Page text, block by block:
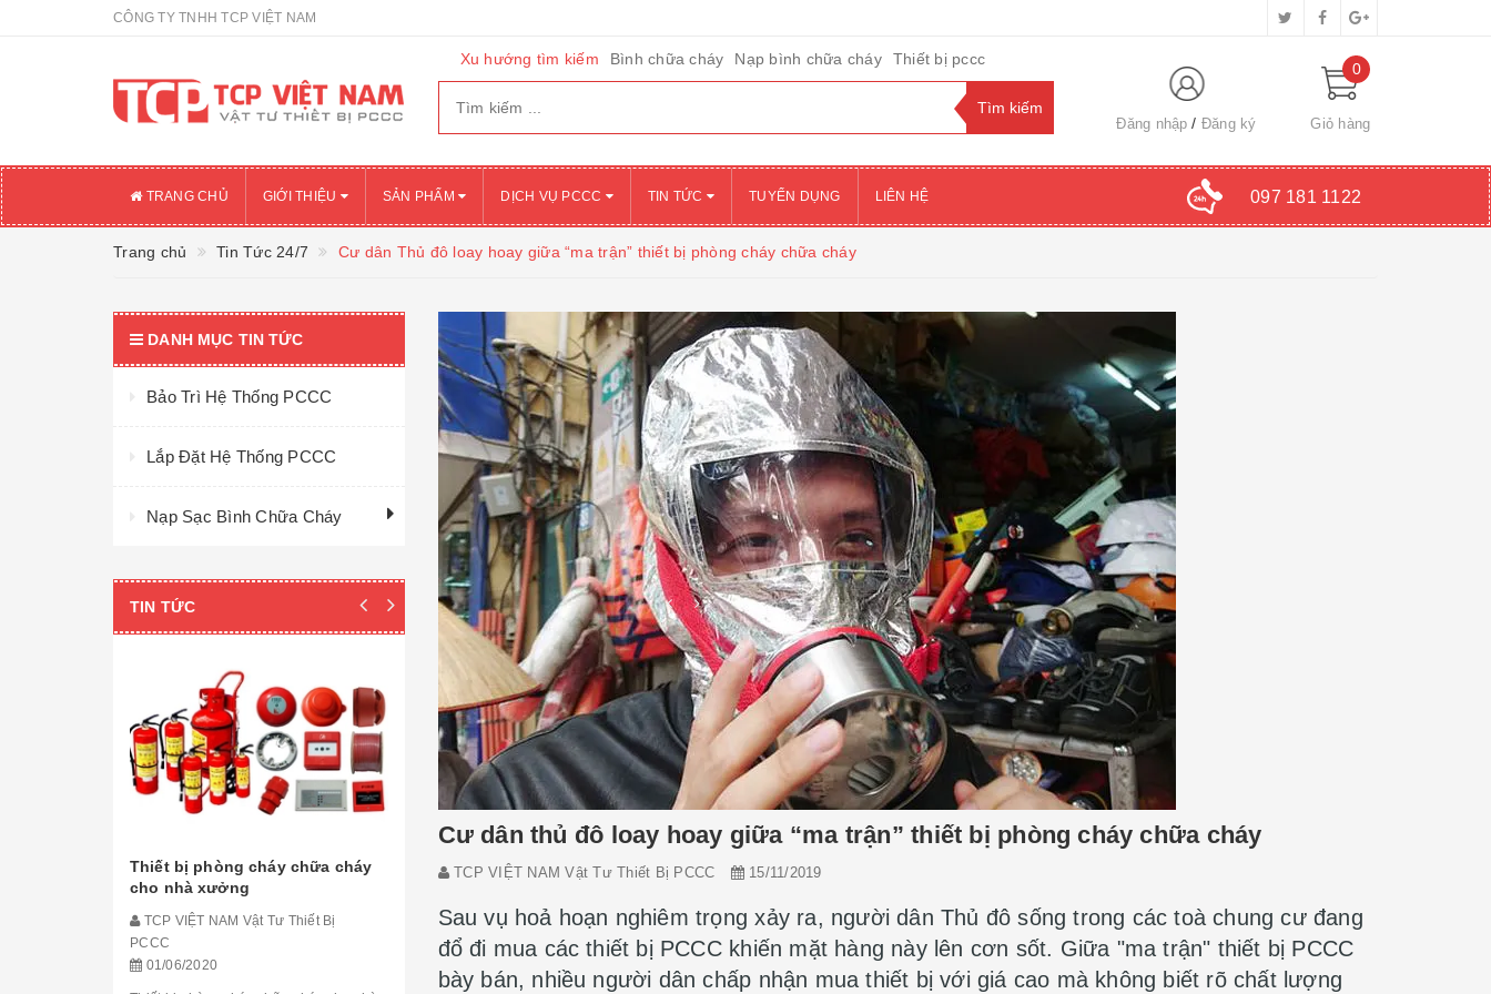
CÔNG TY TNHH TCP VIỆT NAM
Xu hướng tìm kiếm Bình chữa cháy Nạp bình chữa cháy Thiết bị pccc
Đăng nhập Đăng ký
0
Giỏ hàng
TRANG CHỦ GIỚI THIỆU SẢN PHẨM DỊCH VỤ PCCC TIN TỨC TUYỂN DỤNG LIÊN HỆ 097 181 1122
Trang chủ Tin Tức 24/7 Cư dân Thủ đô loay hoay giữa “ma trận” thiết bị phòng cháy chữa cháy
Cư dân thủ đô loay hoay giữa “ma trận” thiết bị phòng cháy chữa cháy
TCP VIỆT NAM Vật Tư Thiết Bị PCCC 15/11/2019
Sau vụ hoả hoạn nghiêm trọng xảy ra, người dân Thủ đô sống trong các toà chung cư đang
đổ đi mua các thiết bị PCCC khiến mặt hàng này lên cơn sốt. Giữa "ma trận" thiết bị PCCC
bày bán, nhiều người dân chấp nhận mua thiết bị với giá cao mà không biết rõ chất lượng
DANH MỤC TIN TỨC
Bảo Trì Hệ Thống PCCC
Lắp Đặt Hệ Thống PCCC
Nạp Sạc Bình Chữa Cháy
TIN TỨC
Thiết bị phòng cháy chữa cháy
cho nhà xưởng
TCP VIỆT NAM Vật Tư Thiết Bị
PCCC
01/06/2020
Thi công lắp đặt hệ thống Phòng
TCP VIỆT NAM Vật Tư Thiết Bị
PCCC
01/06/2020
Quy định PCCC cho nhà xưởng
TCP VIỆT NAM Vật Tư Thiết Bị
PCCC